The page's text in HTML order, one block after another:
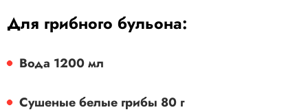
Для грибного бульона:
Вода 1200 мл
Сушеные белые грибы 80 г